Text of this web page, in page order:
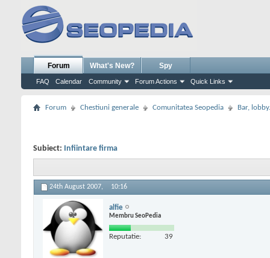
Forum
FAQ Calendar Community Forum Actions Quick Links
What's New? Spy
Forum Chestiuni generale Comunitatea Seopedia Bar,
Subiect: Infiintare firma
24th August 2007, 10:16
alfie
Membru SeoPedia
Reputatie: 39